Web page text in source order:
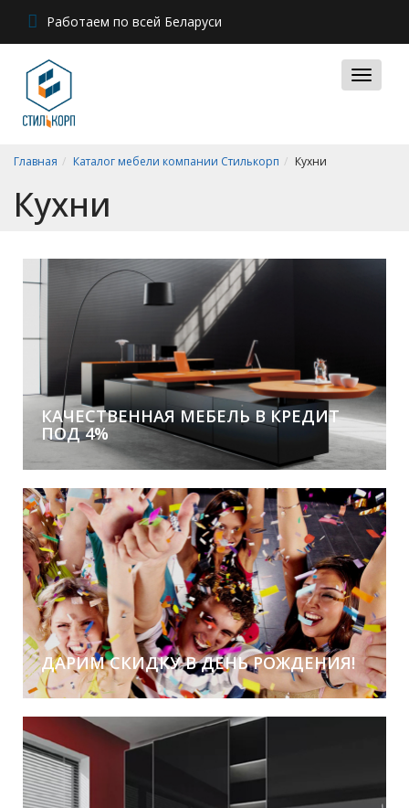
Работаем по всей Беларуси
Главная Каталог мебели компании Стилькорп Кухни
Кухни
КАЧЕСТВЕННАЯ МЕБЕЛЬ В КРЕДИТ
ПОД 4%
Без первоначального взноса!
ДАРИМ СКИДКУ В ДЕНЬ РОЖДЕНИЯ!